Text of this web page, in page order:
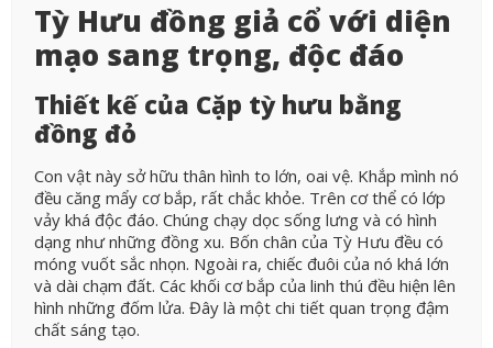
Tỳ Hưu đồng giả cổ với diện
mạo sang trọng, độc đáo
Thiết kế của Cặp tỳ hưu bằng
đồng đỏ
Con vật này sở hữu thân hình to lớn, oai vệ. Khắp mình nó
đều căng mẩy cơ bắp, rất chắc khỏe. Trên cơ thể có lớp
vảy khá độc đáo. Chúng chạy dọc sống lưng và có hình
dạng như những đồng xu. Bốn chân của Tỳ Hưu đều có
móng vuốt sắc nhọn. Ngoài ra, chiếc đuôi của nó khá lớn
và dài chạm đất. Các khối cơ bắp của linh thú đều hiện lên
hình những đốm lửa. Đây là một chi tiết quan trọng đậm
chất sáng tạo.